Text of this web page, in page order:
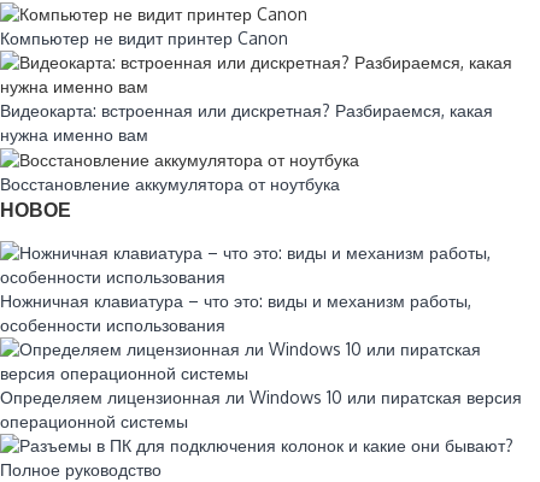
Компьютер не видит принтер Canon
Видеокарта: встроенная или дискретная? Разбираемся, какая
нужна именно вам
Восстановление аккумулятора от ноутбука
НОВОЕ
Ножничная клавиатура – что это: виды и механизм работы,
особенности использования
Определяем лицензионная ли Windows 10 или пиратская версия
операционной системы